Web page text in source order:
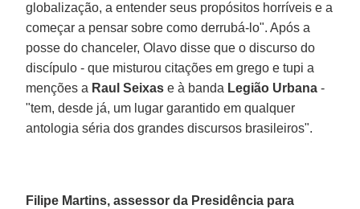
globalização, a entender seus propósitos horríveis e a
começar a pensar sobre como derrubá-lo". Após a
posse do chanceler, Olavo disse que o discurso do
discípulo - que misturou citações em grego e tupi a
menções a Raul Seixas e à banda Legião Urbana -
"tem, desde já, um lugar garantido em qualquer
antologia séria dos grandes discursos brasileiros".
Filipe Martins, assessor da Presidência para